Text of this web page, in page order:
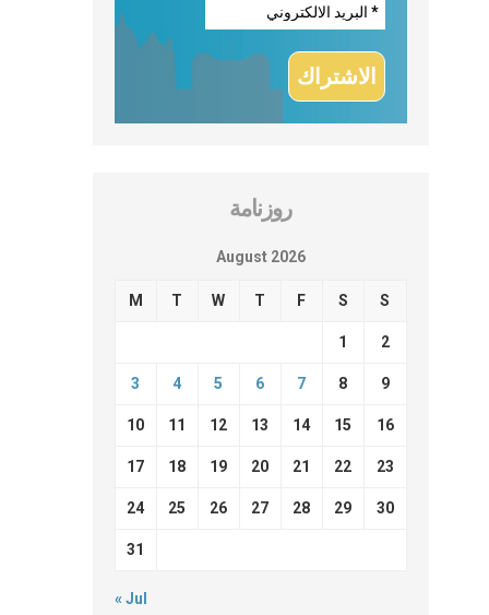
روزنامة
August 2026
M T W T F S S
1 2
3 4 5 6 7 8 9
10 11 12 13 14 15 16
17 18 19 20 21 22 23
24 25 26 27 28 29 30
31
« Jul